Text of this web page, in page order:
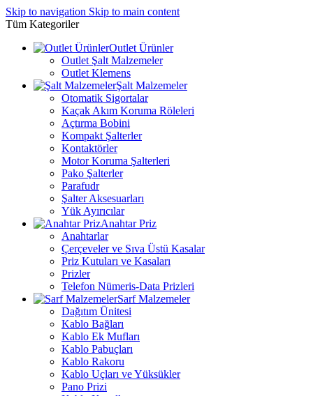
Skip to navigation Skip to main content
Tüm Kategoriler
Outlet Ürünler
Outlet Şalt Malzemeler
Outlet Klemens
Şalt Malzemeler
Otomatik Sigortalar
Kaçak Akım Koruma Röleleri
Açtırma Bobini
Kompakt Şalterler
Kontaktörler
Motor Koruma Şalterleri
Pako Şalterler
Parafudr
Şalter Aksesuarları
Yük Ayırıcılar
Anahtar Priz
Anahtarlar
Çerçeveler ve Sıva Üstü Kasalar
Priz Kutuları ve Kasaları
Prizler
Telefon Nümeris-Data Prizleri
Sarf Malzemeler
Dağıtım Ünitesi
Kablo Bağları
Kablo Ek Mufları
Kablo Pabuçları
Kablo Rakoru
Kablo Uçları ve Yüksükler
Pano Prizi